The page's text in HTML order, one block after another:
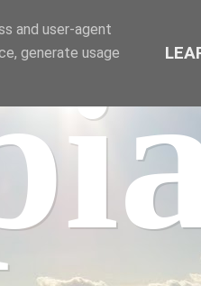
and user-agent
generate usage